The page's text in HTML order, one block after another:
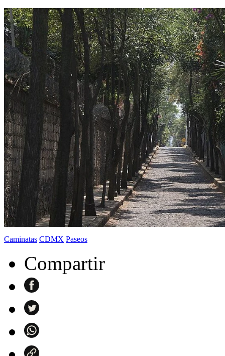
Caminatas CDMX Paseos
Compartir